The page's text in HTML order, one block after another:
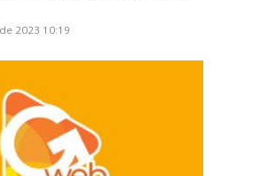
2023 10:19